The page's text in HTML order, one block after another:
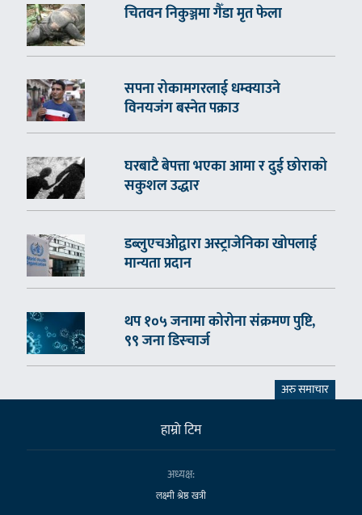
चितवन निकुञ्जमा गैँडा मृत फेला
सपना रोकामगरलाई धम्क्याउने
विनयजंग बस्नेत पक्राउ
घरबाटै बेपत्ता भएका आमा र दुई छोराको
सकुशल उद्धार
डब्लुएचओद्वारा अस्ट्राजेनिका खोपलाई
मान्यता प्रदान
थप १०५ जनामा कोरोना संक्रमण पुष्टि,
९९ जना डिस्चार्ज
अरु समाचार
हाम्राे टिम
अध्यक्ष:
लक्ष्मी श्रेष्ठ खत्री